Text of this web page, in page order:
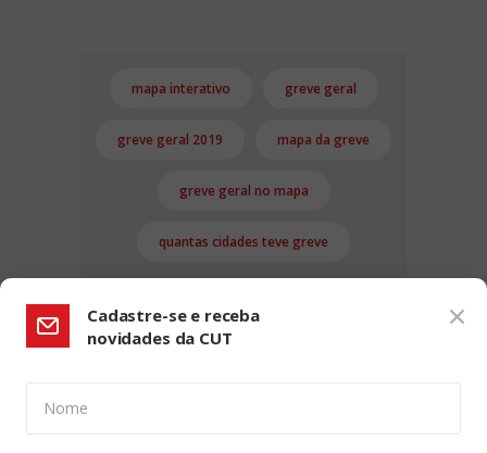
mapa interativo greve geral
greve geral 2019 mapa da greve
greve geral no mapa
quantas cidades teve greve
Cadastre-se e receba
novidades da CUT
Nome